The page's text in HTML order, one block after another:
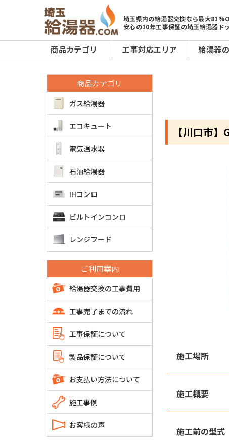
埼玉県内の給湯器交換なら最大
安心の10年工事保証の埼玉給湯器ド
商品カテゴリ 工事対応エリア 給湯器
商品カテゴリ
ガス給湯器
エコキュート
電気温水器
石油給湯器
IHコンロ
ビルトインコンロ
レンジフード
ご利用案内
給湯器交換の工事費用
工事完了までの流れ
工事保証について
製品保証について
お支払い方法について
施工事例
お客様の声
【川口市
施工場所
施工概要
施工前の型式